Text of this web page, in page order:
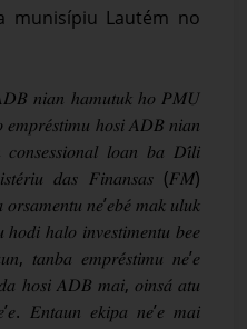
munisípiu Lautém no
𝑛𝑖𝑎𝑛 ℎ𝑎𝑚𝑢𝑡𝑢𝑘 ℎ𝑜 𝑃𝑀𝑈
ℎ𝑜𝑠𝑖 𝐴𝐷𝐵 𝑛𝑖𝑎𝑛
𝑙𝑜𝑎𝑛 𝑏𝑎 𝐷𝑖́𝑙𝑖
𝑑𝑎𝑠 𝐹𝑖𝑛𝑎𝑛𝑠𝑎𝑠 (𝐹𝑀)
𝑜𝑟𝑠𝑎𝑚𝑒𝑛𝑡𝑢 𝑛𝑒’𝑒𝑏𝑒́ 𝑚𝑎𝑘 𝑢𝑙𝑢𝑘
ℎ𝑎𝑙𝑜 𝑖𝑛𝑣𝑒𝑠𝑡𝑖𝑚𝑒𝑛𝑡𝑢 𝑏𝑒𝑒
𝑡𝑎𝑛𝑏𝑎 𝑒𝑚𝑝𝑟𝑒́𝑠𝑡𝑖𝑚𝑢 𝑛𝑒’𝑒
ℎ𝑜𝑠𝑖 𝐴𝐷𝐵 𝑚𝑎𝑖, 𝑜𝑖𝑛𝑠𝑎́ 𝑎𝑡𝑢
𝐸𝑛𝑡𝑎𝑢𝑛 𝑒𝑘𝑖𝑝𝑎 𝑛𝑒’𝑒 𝑚𝑎𝑖